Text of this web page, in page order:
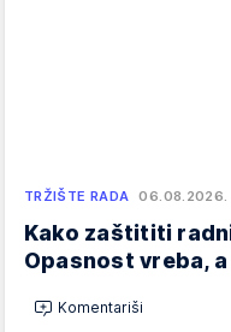
TRŽIŠTE RADA 06.08.2026.
Kako zaštititi
Opasnost vreba,
Komentariši